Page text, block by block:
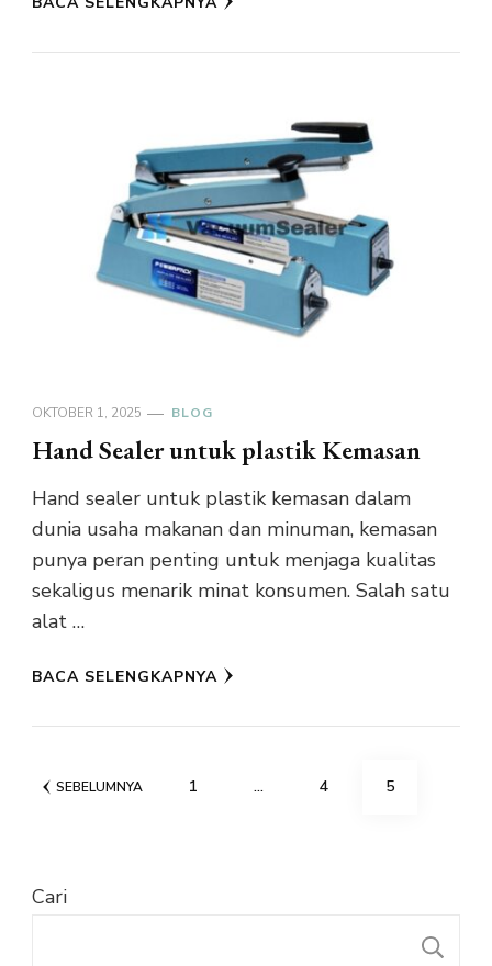
OKTOBER 1, 2025 BLOG
Hand Sealer untuk plastik Kemasan
Hand sealer untuk plastik kemasan dalam
dunia usaha makanan dan minuman, kemasan
punya peran penting untuk menjaga kualitas
sekaligus menarik minat konsumen. Salah satu
alat …
BACA SELENGKAPNYA
Paginasi
SEBELUMNYA HALAMAN
1 … HALAMAN
4 HALAMAN
5
Cari